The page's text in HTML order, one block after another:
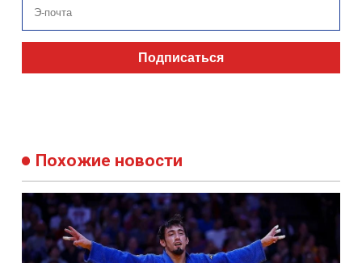
Подписаться
Похожие новости